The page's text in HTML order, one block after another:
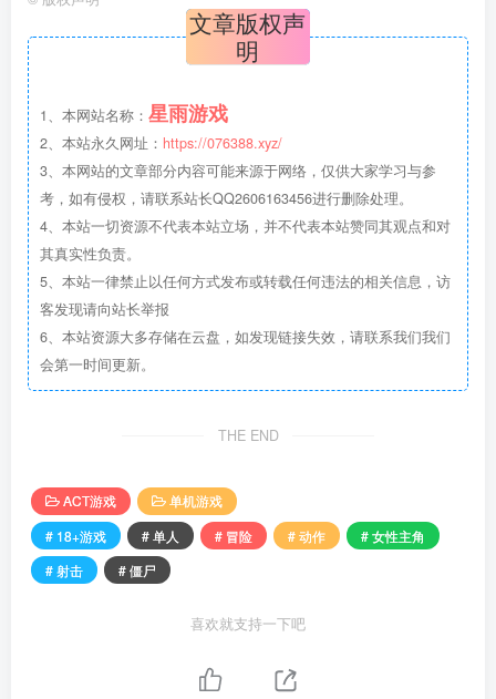
文章版权声
明
1、本网站名称： 星雨游戏
2、本站永久网址： https://076388.xyz/
3、本网站的文章部分内容可能来源于网络，仅供大家学习与参
考，如有侵权，请联系站长QQ2606163456进行删除处理。
4、本站一切资源不代表本站立场，并不代表本站赞同其观点和对
其真实性负责。
5、本站一律禁止以任何方式发布或转载任何违法的相关信息，访
客发现请向站长举报
6、本站资源大多存储在云盘，如发现链接失效，请联系我们我们
会第一时间更新。
THE END
ACT游戏
单机游戏
# 18+游戏
# 单人 # 冒险 # 动作
# 女性主角
# 射击
# 僵尸
喜欢就支持一下吧